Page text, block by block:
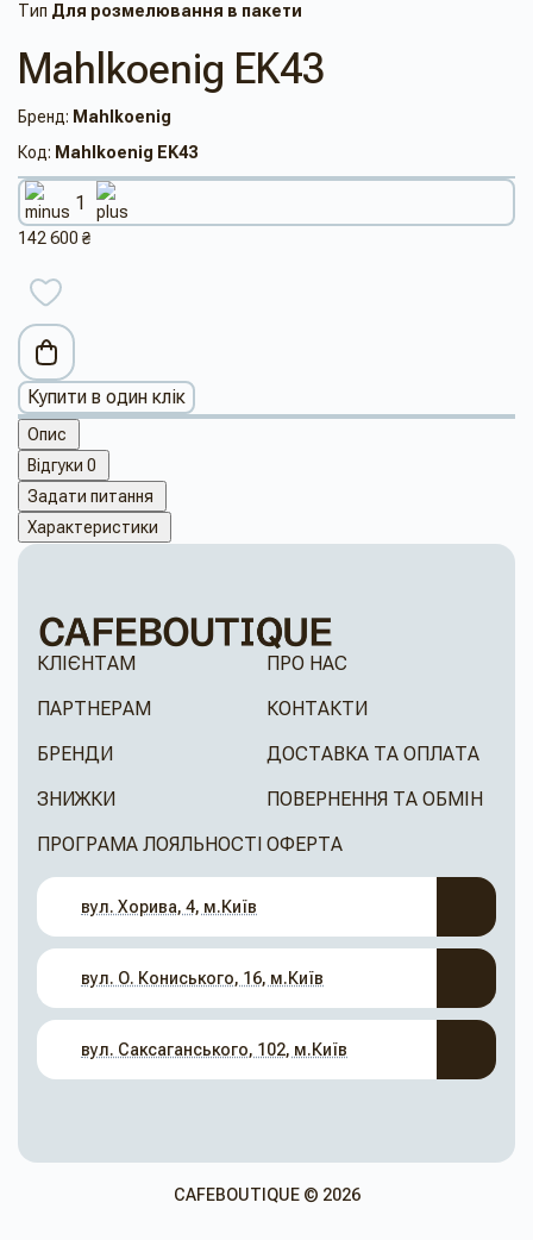
Тип Для розмелювання в пакети
Mahlkoenig EK43
Бренд: Mahlkoenig
Код: Mahlkoenig EK43
142 600 ₴
Купити в один клік
Опис
Відгуки 0
Задати питання
Характеристики
КЛІЄНТАМ
ПАРТНЕРАМ
БРЕНДИ
ЗНИЖКИ
ПРОГРАМА ЛОЯЛЬНОСТІ
ПРО НАС
КОНТАКТИ
ДОСТАВКА ТА ОПЛАТА
ПОВЕРНЕННЯ ТА ОБМІН
ОФЕРТА
вул. Хорива, 4, м.Київ
вул. О. Кониського, 16, м.Київ
вул. Саксаганського, 102, м.Київ
CAFEBOUTIQUE © 2026